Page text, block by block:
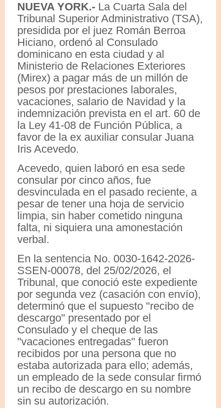
NUEVA YORK.- La Cuarta Sala del
Tribunal Superior Administrativo (TSA),
presidida por el juez Román Berroa
Hiciano, ordenó al Consulado
dominicano en esta ciudad y al
Ministerio de Relaciones Exteriores
(Mirex) a pagar más de un millón de
pesos por prestaciones laborales,
vacaciones, salario de Navidad y la
indemnización prevista en el art. 60 de
la Ley 41-08 de Función Pública, a
favor de la ex auxiliar consular Juana
Iris Acevedo.
Acevedo, quien laboró en esa sede
consular por cinco años, fue
desvinculada en el pasado reciente, a
pesar de tener una hoja de servicio
limpia, sin haber cometido ninguna
falta, ni siquiera una amonestación
verbal.
En la sentencia No. 0030-1642-2026-
SSEN-00078, del 25/02/2026, el
Tribunal, que conoció este expediente
por segunda vez (casación con envío),
determinó que el supuesto "recibo de
descargo" presentado por el
Consulado y el cheque de las
"vacaciones entregadas" fueron
recibidos por una persona que no
estaba autorizada para ello; además,
un empleado de la sede consular firmó
un recibo de descargo en su nombre
sin su autorización.